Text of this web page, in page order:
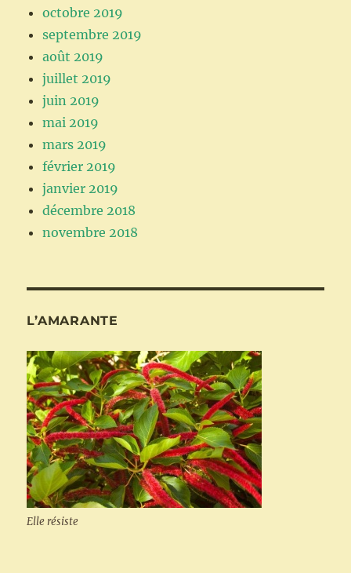
octobre 2019
septembre 2019
août 2019
juillet 2019
juin 2019
mai 2019
mars 2019
février 2019
janvier 2019
décembre 2018
novembre 2018
L’AMARANTE
Elle résiste